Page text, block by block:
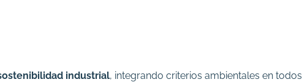
industrial, integrando criterios ambientales en todos